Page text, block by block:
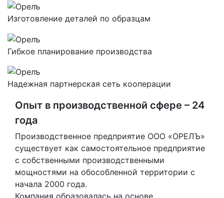
Изготовление деталей по образцам
Гибкое планирование производства
Надежная партнерская сеть кооперации
Опыт в производственной сфере – 24
года
Производственное предприятие ООО «ОРЕЛЪ»
существует как самостоятельное предприятие
с собственными производственными
мощностями на обособленной территории с
начала 2000 года.